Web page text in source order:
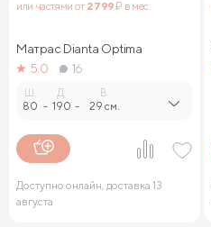
или частями от 2 799₽ в мес.
Матрас Dianta Optima
5.0
16
80 -
Д.
190 -
В.
29 см.
Доступно онлайн, доставка 13
августа